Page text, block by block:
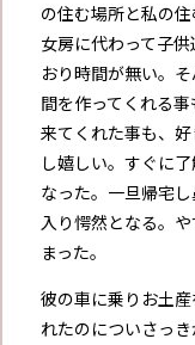
の住む場所と私の
女房に代わって子
おり時間が無い。
間を作ってくれる
来てくれた事も、
し嬉しい。すぐに
なった。一旦帰宅
入り愕然となる。
まった。
彼の車に乗りお土
れたのについさっ